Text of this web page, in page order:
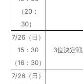
（20：
30）
7/26（日）
15：30
（16：30）
3位決定戦
7/26（日）